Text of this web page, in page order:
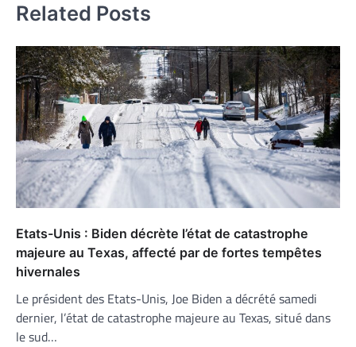
Related Posts
Etats-Unis : Biden décrète l’état de catastrophe
majeure au Texas, affecté par de fortes tempêtes
hivernales
Le président des Etats-Unis, Joe Biden a décrété samedi
dernier, l’état de catastrophe majeure au Texas, situé dans
le sud…